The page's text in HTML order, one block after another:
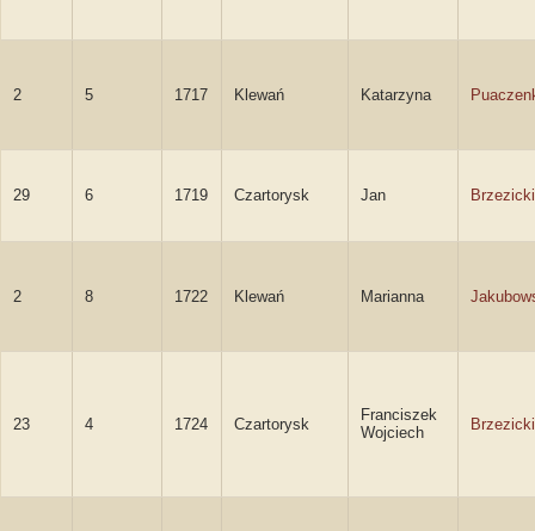
2 5 1717 Klewań Katarzyna
29 6 1719 Czartorysk Jan Brzezicki
2 8 1722 Klewań Marianna
23 4 1724 Czartorysk
Franciszek
Wojciech
Brzezicki